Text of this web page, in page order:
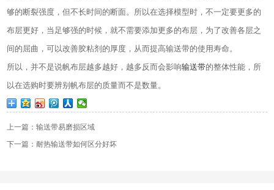
够的断裂强度，但不长时间的断面。所以在选择模型时，不一定要更多的
布层更好，当足够强的时候，就不需要添加更多的布层，为了改善各层之
间的屈曲，可以改善胶粘剂的厚度，从而提高输送带的使用寿命。
所以，并不是说帆布层越多越好，越多反而会影响输送带的整体性能，所
以在选购时要辨别帆布层的质量而不是数量。
上一篇：输送带易磨损区域
下一篇：耐热输送带如何区分好坏